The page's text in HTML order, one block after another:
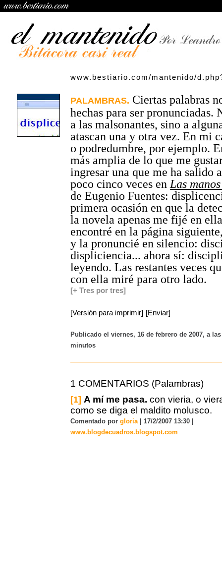
www.bestiario.com/mantenido/
PALAMBRAS. Ciertas palabras
hechas para ser pronunciadas.
a las malsonantes, sino a
atascan una y otra vez. En mi
o podredumbre, por ejemplo.
más amplia de lo que me
ingresar una que me ha salido
poco cinco veces en Las
de Eugenio Fuentes:
primera ocasión en que la
la novela apenas me fijé en
encontré en la página
y la pronuncié en silencio:
displiciencia... ahora sí:
leyendo. Las restantes veces
con ella miré para otro lado.
[+ Tres por tres]
[Versión para imprimir] [Enviar]
Publicado el viernes, 16 de febrero de 2007, a
minutos
1 COMENTARIOS (Palambras)
[1] A mí me pasa. con vieria, o
como se diga el maldito molusco.
Comentado por gloria| 17/2/2007 13:30 |
www.blogdecuadros.blogspot.com